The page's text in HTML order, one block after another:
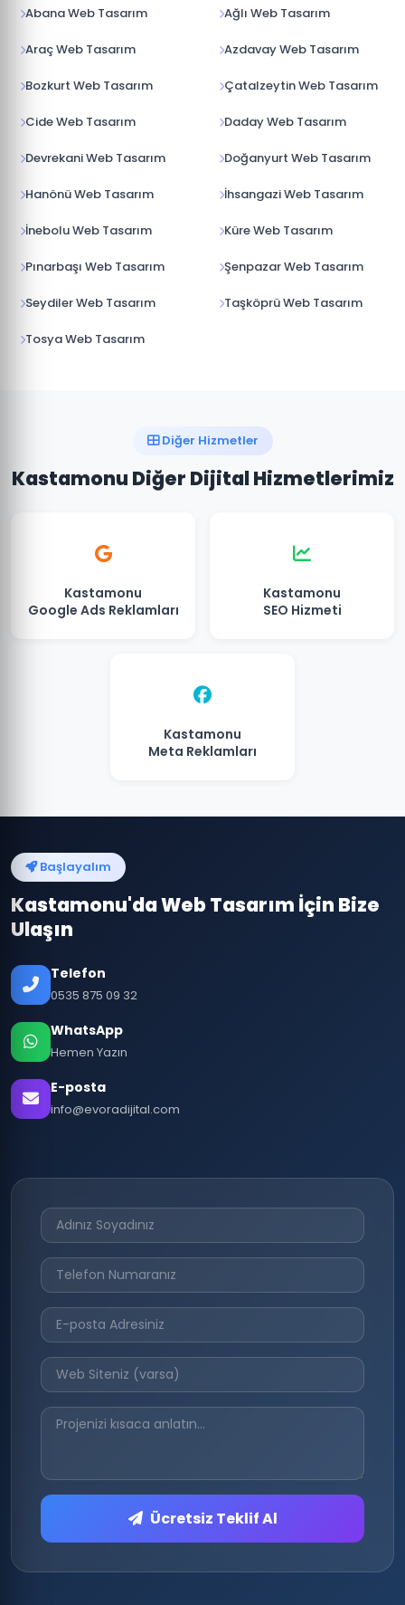
Abana Web Tasarım Ağlı Web Tasarım
Araç Web Tasarım Azdavay Web Tasarım
Bozkurt Web Tasarım Çatalzeytin Web Tasarım
Cide Web Tasarım Daday Web Tasarım
Devrekani Web Tasarım Doğanyurt Web Tasarım
Hanönü Web Tasarım İhsangazi Web Tasarım
İnebolu Web Tasarım Küre Web Tasarım
Pınarbaşı Web Tasarım Şenpazar Web Tasarım
Seydiler Web Tasarım Taşköprü Web Tasarım
Tosya Web Tasarım
Diğer Hizmetler
Kastamonu Diğer Dijital Hizmetlerimiz
Kastamonu
Google Ads Reklamları
Kastamonu
SEO Hizmeti
Kastamonu
Meta Reklamları
Başlayalım
Kastamonu'da Web Tasarım İçin Bize
Ulaşın
Telefon
0535 875 09 32
WhatsApp
Hemen Yazın
E-posta
info@evoradijital.com
Ücretsiz Teklif Al